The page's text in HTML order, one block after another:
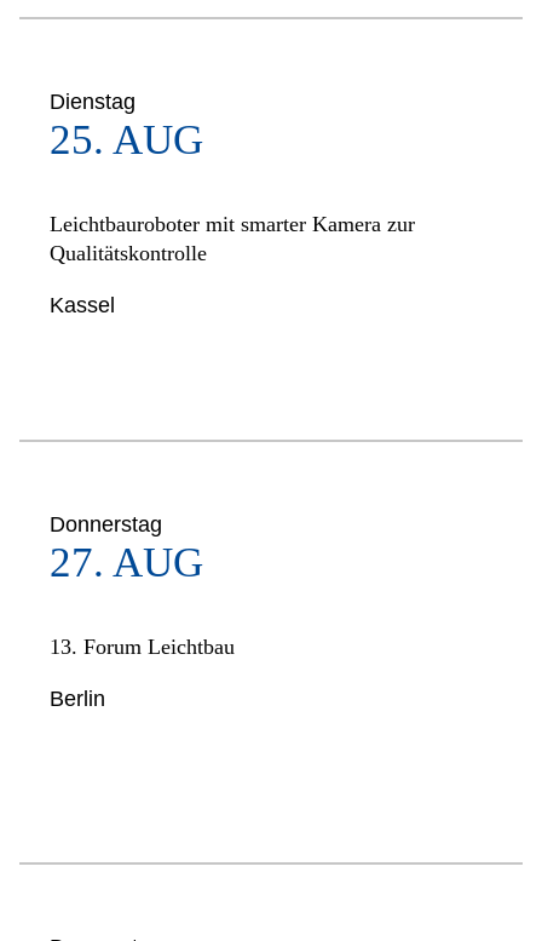
Dienstag
25. AUG
Leichtbauroboter mit smarter Kamera zur
Qualitätskontrolle
Kassel
Donnerstag
27. AUG
13. Forum Leichtbau
Berlin